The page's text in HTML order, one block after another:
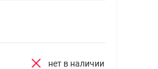
нет в наличии